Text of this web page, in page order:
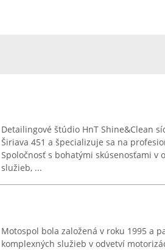
Detailingové štúdio HnT Shine&Clean
Širiava 451 a špecializuje sa na
Spoločnosť s bohatými skúsenosťami v
služieb, ...
Motospol bola založená v roku 1995 a
komplexných služieb v odvetví